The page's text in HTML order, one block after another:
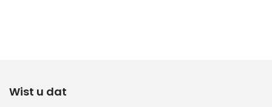
Wist u dat